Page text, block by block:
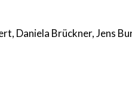
Daniela Brückner, Jens